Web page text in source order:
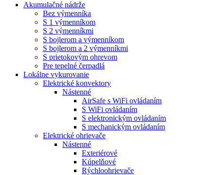
Akumulačné nádrže
Bez výmenníka
S 1 výmenníkom
S 2 výmenníkmi
S bojlerom a výmenníkom
S bojlerom a 2 výmenníkmi
S prietokovým ohrevom
Pre tepelné čerpadlá
Lokálne vykurovanie
Elektrické konvektory
Nástenné
AirSafe s WiFi ovládaním
S WiFi ovládaním
S elektronickým ovládaním
S mechanickým ovládaním
Elektrické ohrievače
Nástenné
Exteriérové
Kúpelňové
Rýchloohrievače